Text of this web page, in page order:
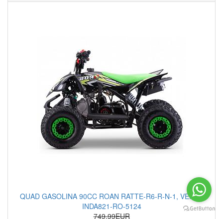
QUAD GASOLINA 90CC ROAN RATTE-R6-R-N-1, VERDE
INDA821-RO-5124
749.99EUR